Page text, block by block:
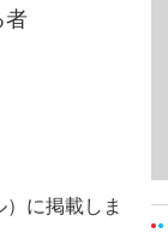
者
に掲載しま